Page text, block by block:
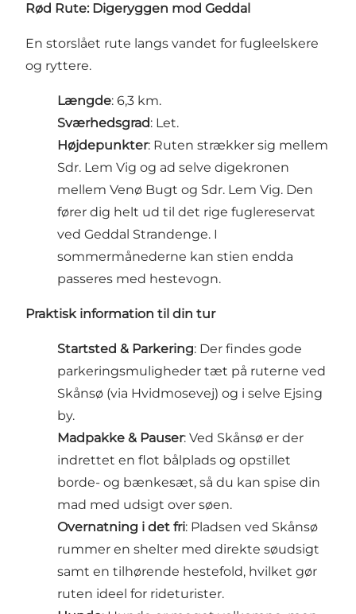
Rød Rute: Digeryggen mod Geddal
En storslået rute langs vandet for fugleelskere
og ryttere.
Længde: 6,3 km.
Sværhedsgrad: Let.
Højdepunkter: Ruten strækker sig mellem
Sdr. Lem Vig og ad selve digekronen
mellem Venø Bugt og Sdr. Lem Vig. Den
fører dig helt ud til det rige fuglereservat
ved Geddal Strandenge. I
sommermånederne kan stien endda
passeres med hestevogn.
Praktisk information til din tur
Startsted & Parkering: Der findes gode
parkeringsmuligheder tæt på ruterne ved
Skånsø (via Hvidmosevej) og i selve Ejsing
by.
Madpakke & Pauser: Ved Skånsø er der
indrettet en flot bålplads og opstillet
borde- og bænkesæt, så du kan spise din
mad med udsigt over søen.
Overnatning i det fri: Pladsen ved Skånsø
rummer en shelter med direkte søudsigt
samt en tilhørende hestefold, hvilket gør
ruten ideel for rideturister.